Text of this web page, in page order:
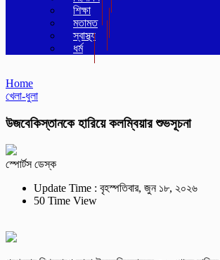
শিক্ষা
মতামত
স্বাস্থ্য
ধর্ম
Home
খেলা-ধুলা
উজবেকিস্তানকে হারিয়ে কলম্বিয়ার শুভসূচনা
স্পোর্টস ডেস্ক
Update Time : বৃহস্পতিবার, জুন ১৮, ২০২৬
50 Time View